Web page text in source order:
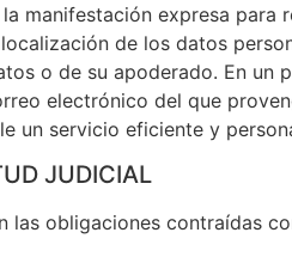
manifestación expresa
de los datos
o de su apoderado. En
electrónico del que
un servicio eficiente y
JUDICIAL
las obligaciones contraídas